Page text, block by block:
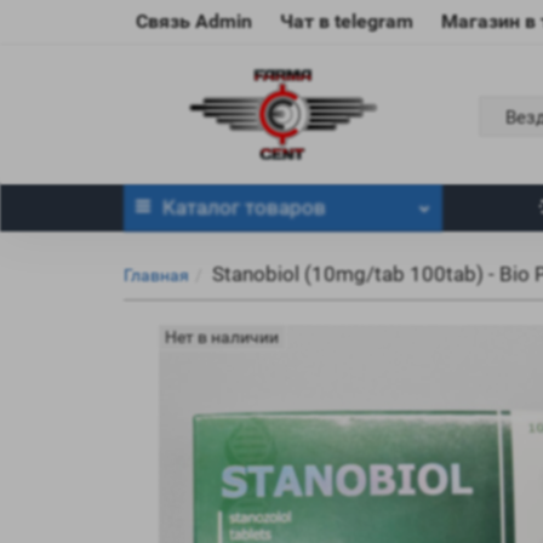
Связь Admin Чат в telegram Магазин в
Каталог товаров
Главная Stanobiol (10mg/tab 100tab) - Bio
Нет в наличии